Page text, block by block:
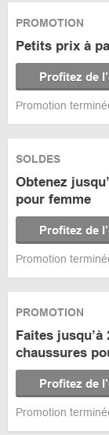
PROMOTION
Petits prix à
Profitez de
Promotion
SOLDES
Obtenez
pour femme
Profitez de
Promotion
PROMOTION
Faites jusqu’à
chaussures
Profitez de
Promotion